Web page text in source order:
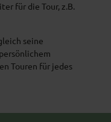
für die Tour, z.B.
seine
Touren für jedes